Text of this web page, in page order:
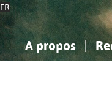
FR
A propos